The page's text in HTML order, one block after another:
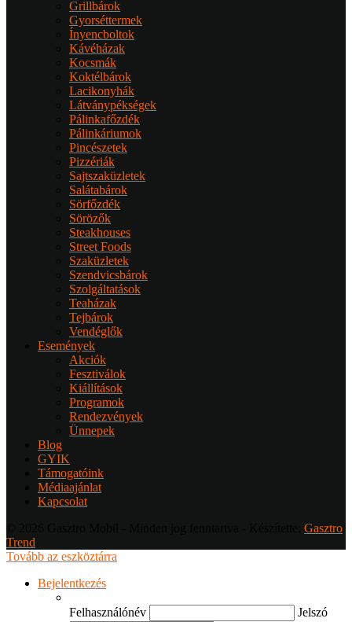
Grillbárok
Gyorséttermek
Ínyencboltok
Kávéházak
Kocsmák
Koktélbárok
Lacikonyhák
Látványpékségek
Pálinkafőzdék
Pálinkáriumok
Pincészetek
Pizzériák
Sajtszaküzletek
Salátabárok
Sörfőzdék
Sörözők
Steakhouses
Street Foods
Szaküzletek
Szendvicsbárok
Szolgáltatások
Teaházak
Tejbárok
Vendéglők
Események
Akciók
Fesztiválok
Kiállítások
Programok
Rendezvények
Ünnepek
Blog
GYIK
Támogatóink
Médiaajánlat
Kapcsolat
Gasztro
Trend
Tovább az eszköztárra
Bejelentkezés
Felhasználónév Jelszó